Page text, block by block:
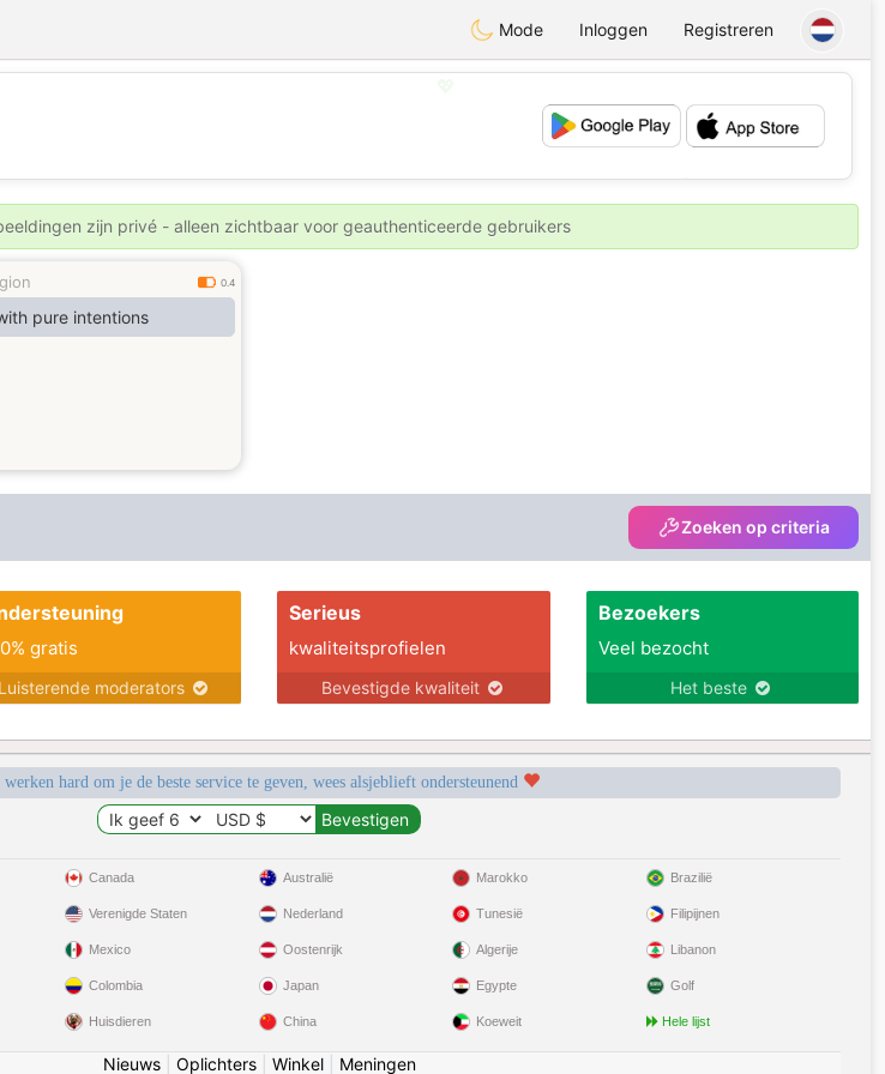
Mode Inloggen Registreren
💕
💕
zijn privé - alleen zichtbaar voor geauthenticeerde gebruikers
0.4
pure intentions
Zoeken op criteria
gratis
Luisterende moderators
Serieus
kwaliteitsprofielen
Bevestigde kwaliteit
Bezoekers
Veel bezocht
Het beste
werken hard om je de beste service te geven, wees alsjeblieft ondersteunend
Canada
Verenigde Staten
Mexico
Colombia
Huisdieren
Australië
Nederland
Oostenrijk
Japan
China
Marokko
Tunesië
Algerije
Egypte
Koeweit
Brazilië
Filipijnen
Libanon
Golf
Hele lijst
Nieuws| Oplichters| Winkel| Meningen